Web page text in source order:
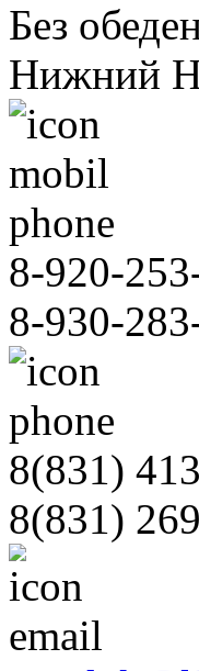
Без
Нижний
8-920-
8-930-
8(831)
8(831)